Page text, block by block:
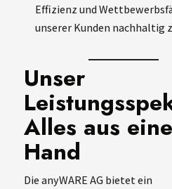
Effizienz und
unserer Kunden nachhaltig
Unser
Alles aus
Hand
Die anyWARE AG bietet ein